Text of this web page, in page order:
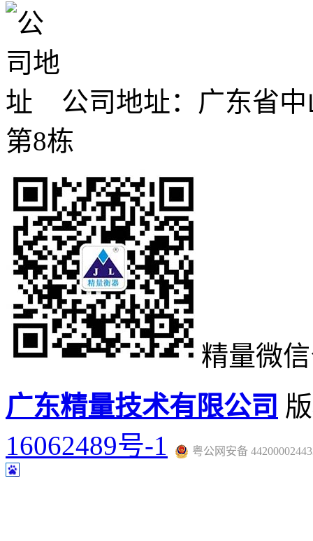
公司地址：广东省
第8栋
精量微
广东精量技术有限公司
16062489号-1
粤公网安备